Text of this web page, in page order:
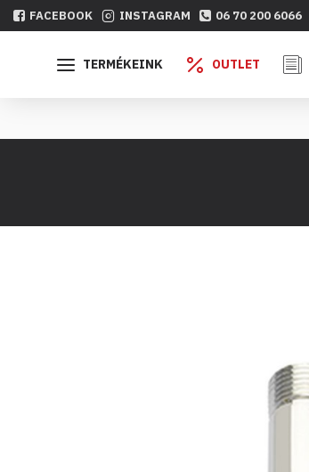
FACEBOOK INSTAGRAM 06 70 200 6066
TERMÉKEINK OUTLET